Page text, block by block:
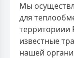
Мы
для
территориии
известные
нашей